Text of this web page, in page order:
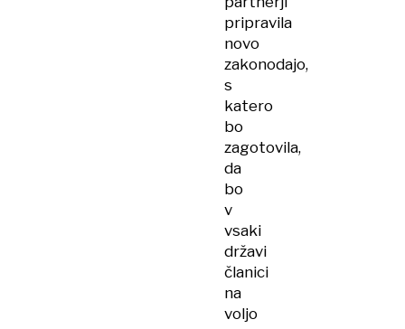
pripravila
novo
zakonodajo,
s
katero
bo
zagotovila,
da
bo
v
vsaki
državi
članici
na
voljo